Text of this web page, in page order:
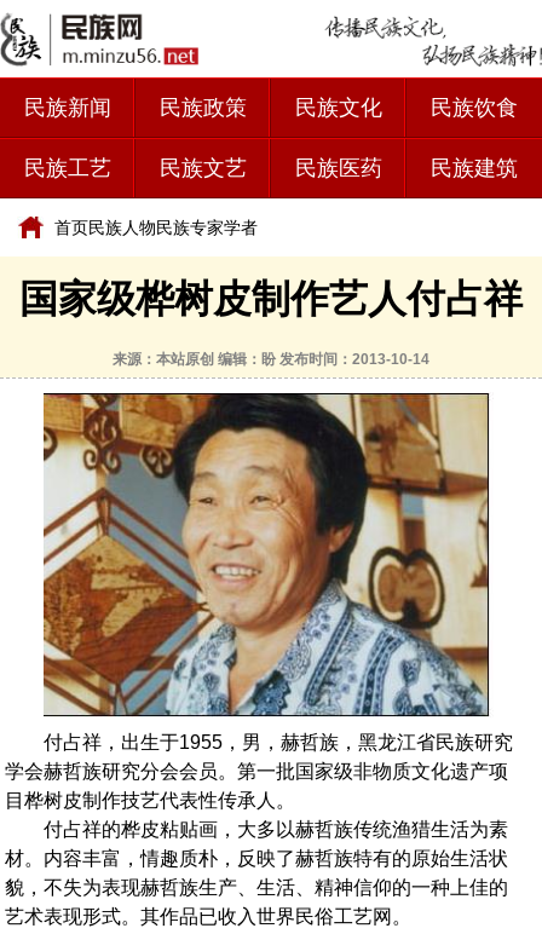
民族新闻 民族政策 民族文化 民族饮食
民族工艺 民族文艺 民族医药 民族建筑
首页民族人物民族专家学者
国家级桦树皮制作艺人付占祥
来源：本站原创 编辑：盼 发布时间：2013-10-14
付占祥，出生于1955，男，赫哲族，黑龙江省民族研究
学会赫哲族研究分会会员。第一批国家级非物质文化遗产项
目桦树皮制作技艺代表性传承人。
付占祥的桦皮粘贴画，大多以赫哲族传统渔猎生活为素
材。内容丰富，情趣质朴，反映了赫哲族特有的原始生活状
貌，不失为表现赫哲族生产、生活、精神信仰的一种上佳的
艺术表现形式。其作品已收入世界民俗工艺网。